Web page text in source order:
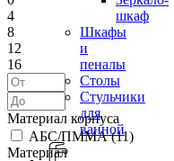
шкаф
Шкафы
и
пеналы
Столы
Стульчики
для
ванной
4
8
12
16
Материал корпуса
АБС/ПММА (11)
Материал